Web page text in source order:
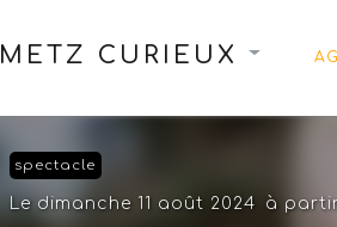
METZ CURIEUX
spectacle
Le dimanche 11 août 2024 à